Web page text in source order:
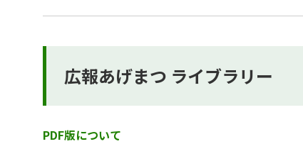
広報あげまつ ライブラリー
PDF版について